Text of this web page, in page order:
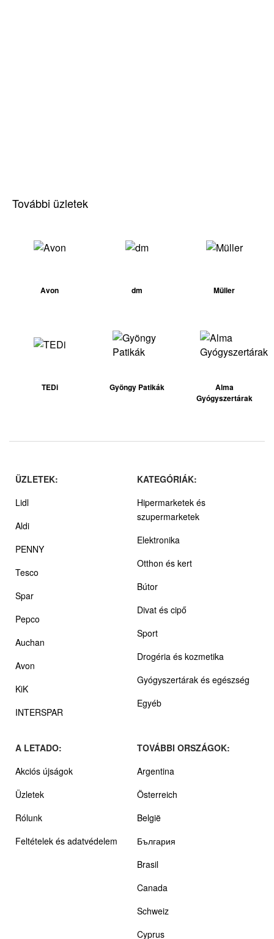
További üzletek
Avon dm Müller
TEDi Gyöngy Patikák
Alma
Gyógyszertárak
ÜZLETEK:
Lidl
Aldi
PENNY
Tesco
Spar
Pepco
Auchan
Avon
KiK
INTERSPAR
KATEGÓRIÁK:
Hipermarketek és
szupermarketek
Elektronika
Otthon és kert
Bútor
Divat és cipő
Sport
Drogéria és kozmetika
Gyógyszertárak és egészség
Egyéb
A LETADO:
Akciós újságok
Üzletek
Rólunk
Feltételek és adatvédelem
TOVÁBBI ORSZÁGOK:
Argentina
Österreich
België
България
Brasil
Canada
Schweiz
Cyprus